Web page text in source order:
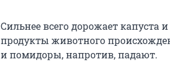
Сильнее всего дорожает капуста
продукты животного
и помидоры, напротив, падают.